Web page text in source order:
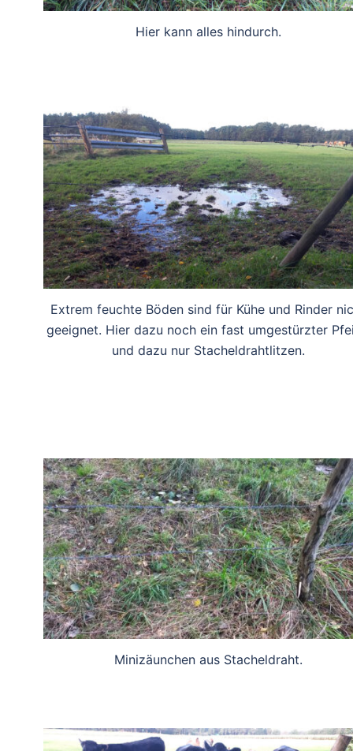
Hier kann alles hindurch.
Extrem feuchte Böden sind für Kühe und Rinder
geeignet. Hier dazu noch ein fast umgestürzter
und dazu nur Stacheldrahtlitzen.
Minizäunchen aus Stacheldraht.